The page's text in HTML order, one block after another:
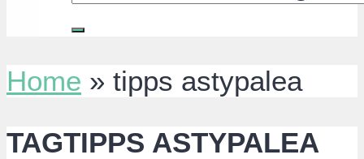
Home » tipps astypalea
TAGTIPPS ASTYPALEA